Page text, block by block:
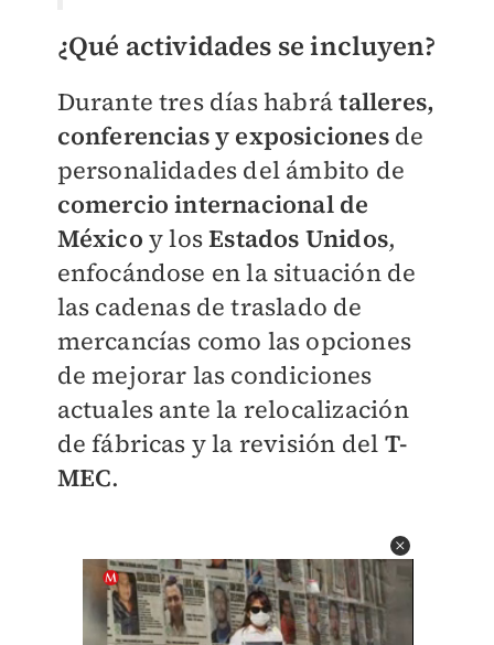
¿Qué actividades se incluyen?
Durante tres días habrátalleres,
conferencias y exposicionesde
personalidades del ámbito de
comercio internacional de
México y losEstados Unidos,
enfocándose en la situación de
las cadenas de traslado de
mercancías como las opciones
de mejorar las condiciones
actuales ante la relocalización
de fábricas y la revisión del T-
MEC.